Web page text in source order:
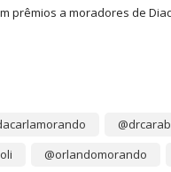
prêmios a moradores de
@orlandomorando